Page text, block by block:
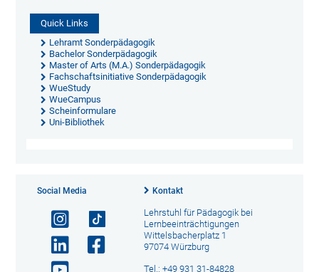
Quick Links
Lehramt Sonderpädagogik
Bachelor Sonderpädagogik
Master of Arts (M.A.) Sonderpädagogik
Fachschaftsinitiative Sonderpädagogik
WueStudy
WueCampus
Scheinformulare
Uni-Bibliothek
Social Media Kontakt
Lehrstuhl für Pädagogik bei
Lernbeeinträchtigungen
Wittelsbacherplatz 1
97074 Würzburg
Tel.: +49 931 31-84828